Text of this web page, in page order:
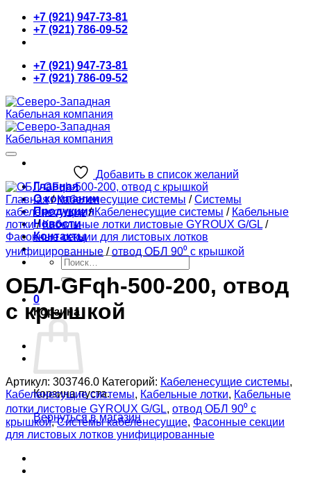
Skip
content
+7 (921) 947-73-81
+7 (921) 786-09-52
+7 (921) 947-73-81
+7 (921) 786-09-52
Главная
О компании
Продукция
Новости
Контакты
Искать:
0
Корзина
Корзина пуста.
Вернуться в магазин
Добавить в список желаний
Главная / Кабеленесущие системы / Системы
кабеленесущие / Кабеленесущие системы / Кабельные
лотки / Кабельные лотки листовые GYROUX G/GL /
Фасонные секции для листовых лотков
унифицированные / отвод ОБЛ 90⁰ с крышкой
ОБЛ-GFqh-500-200, отвод
с крышкой
Артикул: 303746.0 Категорий: Кабеленесущие системы,
Кабеленесущие системы, Кабельные лотки, Кабельные
лотки листовые GYROUX G/GL, отвод ОБЛ 90⁰ с
крышкой,Системы кабеленесущие, Фасонные секции
для листовых лотков унифицированные